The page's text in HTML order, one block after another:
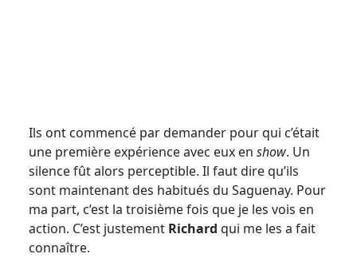
Ils ont commencé par demander pour qui c’était
une première expérience avec eux en show. Un
silence fût alors perceptible. Il faut dire qu’ils
sont maintenant des habitués du Saguenay. Pour
ma part, c’est la troisième fois que je les vois en
action. C’est justement Richard qui me les a fait
connaître.